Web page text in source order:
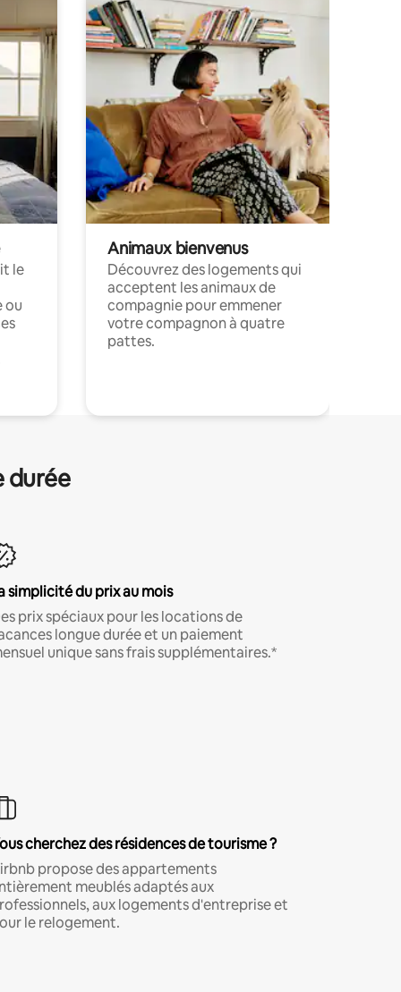
le
ou
Animaux bienvenus
Découvrez des logements qui
acceptent les animaux de
compagnie pour emmener
votre compagnon à quatre
pattes.
durée
simplicité du prix au mois
prix spéciaux pour les locations de
longue durée et un paiement
unique sans frais supplémentaires.*
cherchez des résidences de tourisme ?
propose des appartements
meublés adaptés aux
aux logements d'entreprise et
le relogement.